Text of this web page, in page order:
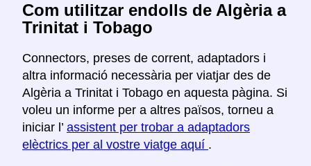
Com utilitzar endolls de Algèria a
Trinitat i Tobago
Connectors, preses de corrent, adaptadors i
altra informació necessària per viatjar des de
Algèria a Trinitat i Tobago en aquesta pàgina. Si
voleu un informe per a altres països, torneu a
iniciar l’ assistent per trobar a adaptadors
elèctrics per al vostre viatge aquí .